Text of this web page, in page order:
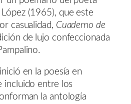
(1965), que este
casualidad, Cuaderno de
de lujo confeccionada
en la poesía en
incluido entre los
la antología